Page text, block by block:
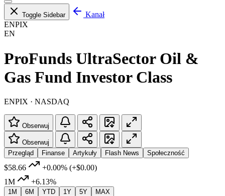
Toggle Sidebar
Kanał
ENPIX
EN
ProFunds UltraSector Oil &
Gas Fund Investor Class
ENPIX · NASDAQ
Obserwuj
Obserwuj
Przegląd
Finanse Artykuły Flash News Społeczność
$58.66 +0.00% (+$0.00)
1M
+6.13%
1M 6M YTD 1Y 5Y MAX